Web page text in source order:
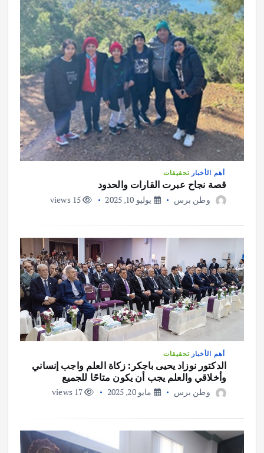
أهم الأخبار تحقيقات
قصة نجاح عبرت القارات والحدود
وطن برس يوليو 10, 2025 15 views
أهم الأخبار تحقيقات
الدكتور نوزاد يحيى باجكر: زكاة العلم واجب إنساني
وأخلاقي والعلم يجب أن يكون متاحًا للجميع
وطن برس مايو 20, 2025 17 views